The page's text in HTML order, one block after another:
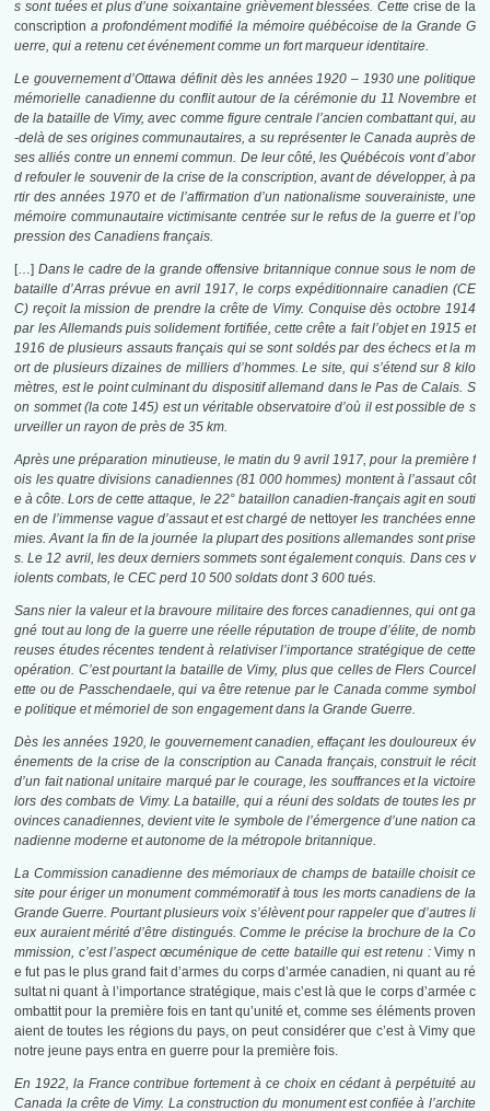
s sont tuées et plus d’une soixantaine grièvement blessées. Cette crise de la
conscription a profondément modifié la mémoire québécoise de la Grande G
uerre, qui a retenu cet événement comme un fort marqueur identitaire.
Le gouvernement d’Ottawa définit dès les années 1920 – 1930 une politique
mémorielle canadienne du conflit autour de la cérémonie du 11 Novembre et
de la bataille de Vimy, avec comme figure centrale l’ancien combattant qui, au
-delà de ses origines communautaires, a su représenter le Canada auprès de
ses alliés contre un ennemi commun. De leur côté, les Québécois vont d’abor
d refouler le souvenir de la crise de la conscription, avant de développer, à pa
rtir des années 1970 et de l’affirmation d’un nationalisme souverainiste, une
mémoire communautaire victimisante centrée sur le refus de la guerre et l’op
pression des Canadiens français.
[…] Dans le cadre de la grande offensive britannique connue sous le nom de
bataille d’Arras prévue en avril 1917, le corps expéditionnaire canadien (CE
C) reçoit la mission de prendre la crête de Vimy. Conquise dès octobre 1914
par les Allemands puis solidement fortifiée, cette crête a fait l’objet en 1915 et
1916 de plusieurs assauts français qui se sont soldés par des échecs et la m
ort de plusieurs dizaines de milliers d’hommes. Le site, qui s’étend sur 8 kilo
mètres, est le point culminant du dispositif allemand dans le Pas de Calais. S
on sommet (la cote 145) est un véritable observatoire d’où il est possible de s
urveiller un rayon de près de 35 km.
Après une préparation minutieuse, le matin du 9 avril 1917, pour la première f
ois les quatre divisions canadiennes (81 000 hommes) montent à l’assaut côt
e à côte. Lors de cette attaque, le 22° bataillon canadien-français agit en souti
en de l’immense vague d’assaut et est chargé denettoyer les tranchées enne
mies. Avant la fin de la journée la plupart des positions allemandes sont prise
s. Le 12 avril, les deux derniers sommets sont également conquis. Dans ces v
iolents combats, le CEC perd 10 500 soldats dont 3 600 tués.
Sans nier la valeur et la bravoure militaire des forces canadiennes, qui ont ga
gné tout au long de la guerre une réelle réputation de troupe d’élite, de nomb
reuses études récentes tendent à relativiser l’importance stratégique de cette
opération. C’est pourtant la bataille de Vimy, plus que celles de Flers Courcel
ette ou de Passchendaele, qui va être retenue par le Canada comme symbol
e politique et mémoriel de son engagement dans la Grande Guerre.
Dès les années 1920, le gouvernement canadien, effaçant les douloureux év
énements de la crise de la conscription au Canada français, construit le récit
d’un fait national unitaire marqué par le courage, les souffrances et la victoire
lors des combats de Vimy. La bataille, qui a réuni des soldats de toutes les pr
ovinces canadiennes, devient vite le symbole de l’émergence d’une nation ca
nadienne moderne et autonome de la métropole britannique.
La Commission canadienne des mémoriaux de champs de bataille choisit ce
site pour ériger un monument commémoratif à tous les morts canadiens de la
Grande Guerre. Pourtant plusieurs voix s’élèvent pour rappeler que d’autres li
eux auraient mérité d’être distingués. Comme le précise la brochure de la Co
mmission, c’est l’aspect œcuménique de cette bataille qui est retenu :Vimy n
e fut pas le plus grand fait d’armes du corps d’armée canadien, ni quant au ré
sultat ni quant à l’importance stratégique, mais c’est là que le corps d’armée c
ombattit pour la première fois en tant qu’unité et, comme ses éléments proven
aient de toutes les régions du pays, on peut considérer que c’est à Vimy que
notre jeune pays entra en guerre pour la première fois.
En 1922, la France contribue fortement à ce choix en cédant à perpétuité au
Canada la crête de Vimy. La construction du monument est confiée à l’archite